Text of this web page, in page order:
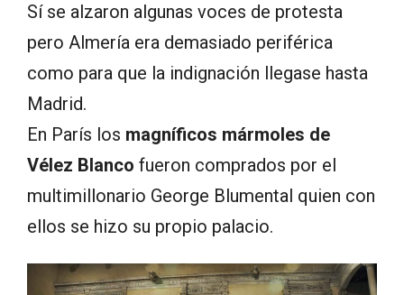
Sí se alzaron algunas voces de protesta
pero Almería era demasiado periférica
como para que la indignación llegase hasta
Madrid.
En París los magníficos mármoles de
Vélez Blanco fueron comprados por el
multimillonario George Blumental quien con
ellos se hizo su propio palacio.